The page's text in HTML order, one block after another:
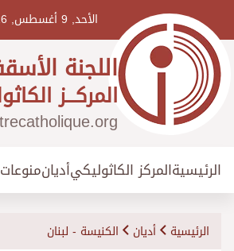
الأحد, 9 أغسطس, 2026
اللجنة
المركـــز
الرئيسيةالمركز الكاثوليكيأديانمنوعات
الرئيسية أديان الكنيسة - لبنان